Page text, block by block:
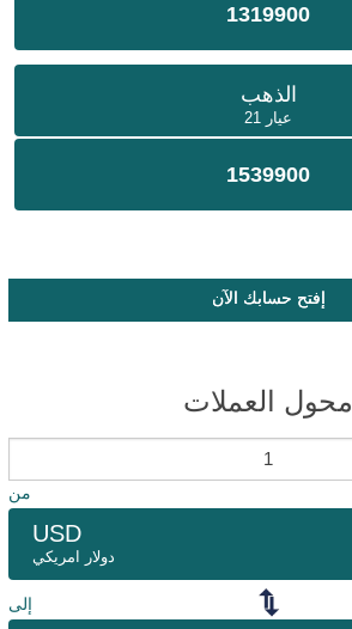
1319900
الذهب
عيار 21
1539900
إفتح حسابك الآن
محول العملات
من
USD
دولار امريكي
إلى